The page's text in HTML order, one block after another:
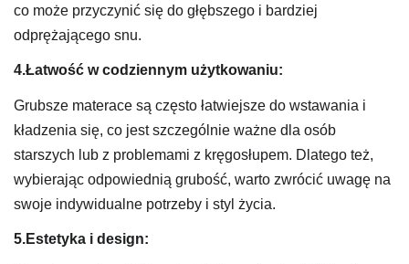
co może przyczynić się do głębszego i bardziej
odprężającego snu.
4.Łatwość w codziennym użytkowaniu:
Grubsze materace są często łatwiejsze do wstawania i
kładzenia się, co jest szczególnie ważne dla osób
starszych lub z problemami z kręgosłupem. Dlatego też,
wybierając odpowiednią grubość, warto zwrócić uwagę na
swoje indywidualne potrzeby i styl życia.
5.Estetyka i design: